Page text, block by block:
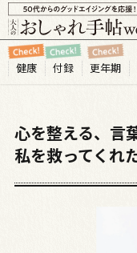
健康 付録 更年期
心を整える、言
私を救ってくれ